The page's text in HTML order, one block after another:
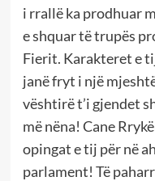
i rrallë ka prodhuar
e shquar të trupës
Fierit. Karakteret e
janë fryt i një
vështirë t’i gjendet
më nëna! Cane
opingat e tij për në
parlament! Të